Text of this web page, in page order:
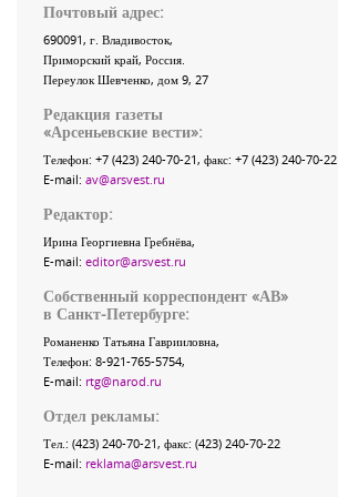
Почтовый адрес:
690091, г. Владивосток,
Приморский край, Россия.
Переулок Шевченко, дом 9, 27
Редакция газеты
«Арсеньевские вести»:
Телефон: +7 (423) 240-70-21, факс: +7 (423) 240-70-22
E-mail: av@arsvest.ru
Редактор:
Ирина Георгиевна Гребнёва,
E-mail: editor@arsvest.ru
Собственный корреспондент «АВ»
в Санкт-Петербурге:
Романенко Татьяна Гаврииловна,
Телефон: 8-921-765-5754,
E-mail: rtg@narod.ru
Отдел рекламы:
Тел.: (423) 240-70-21, факс: (423) 240-70-22
E-mail: reklama@arsvest.ru